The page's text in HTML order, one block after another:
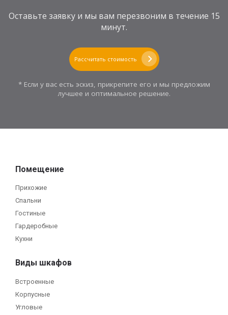
Оставьте заявку и мы вам перезвоним в течение 15
минут.
Рассчитать стоимость
* Если у вас есть эскиз, прикрепите его и мы предложим
лучшее и оптимальное решение.
Помещение
Прихожие
Спальни
Гостиные
Гардеробные
Кухни
Виды шкафов
Встроенные
Корпусные
Угловые